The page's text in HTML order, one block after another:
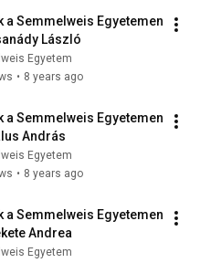
a Semmelweis Egyetemen
László
Egyetem
• 8 years ago
a Semmelweis Egyetemen
András
Egyetem
• 8 years ago
a Semmelweis Egyetemen
Andrea
Egyetem